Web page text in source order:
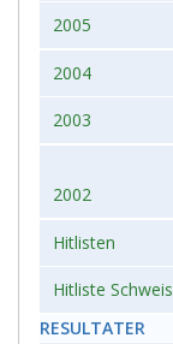
2005
2004
2003
2002
Hitlisten
Hitliste
RESULTATER